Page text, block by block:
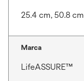
25.4 cm, 50.8
Marca
LifeASSURE™